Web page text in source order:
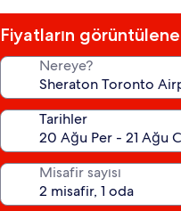
yeri
Fiyatların
Nereye?
Tarihler
Misafir sayısı